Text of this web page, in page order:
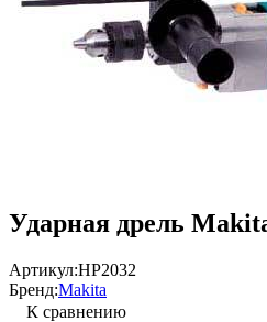
Ударная дрель
Артикул:HP2032
Бренд:Makita
К сравнению